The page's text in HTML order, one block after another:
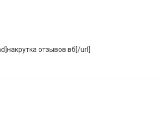
отзывов вб[/url]